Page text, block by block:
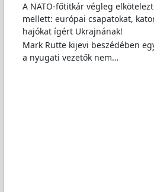
A NATO-főtitkár végleg
mellett: európai csapatokat,
hajókat ígért Ukrajnának!
Mark Rutte kijevi beszédében
a nyugati vezetők nem…